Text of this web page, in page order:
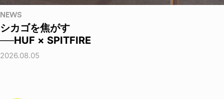
NEWS
シカゴを焦がす
──HUF × SPITFIRE
2026.08.05